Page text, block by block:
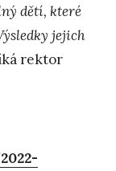
dětí, které
jejich
rektor